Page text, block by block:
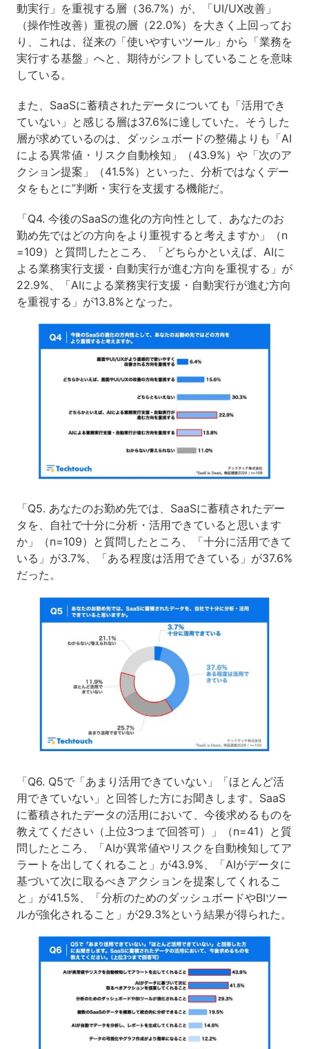
動実行」を重視する層（36.7%）が、「UI/UX改善」
（操作性改善）重視の層（22.0%）を大きく上回ってお
り、これは、従来の「使いやすいツール」から「業務を
実行する基盤」へと、期待がシフトしていることを意味
している。
また、SaaSに蓄積されたデータについても「活用でき
ていない」と感じる層は37.6%に達していた。そうした
層が求めているのは、ダッシュボードの整備よりも「AI
による異常値・リスク自動検知」（43.9%）や「次のア
クション提案」（41.5%）といった、分析ではなくデー
タをもとに”判断・実行を支援する機能だ。
「Q4. 今後のSaaSの進化の方向性として、あなたのお
勤め先ではどの方向をより重視すると考えますか」（n
=109）と質問したところ、「どちらかといえば、AIに
よる業務実行支援・自動実行が進む方向を重視する」が
22.9%、「AIによる業務実行支援・自動実行が進む方向
を重視する」が13.8%となった。
「Q5. あなたのお勤め先では、SaaSに蓄積されたデー
タを、自社で十分に分析・活用できていると思います
か」（n=109）と質問したところ、「十分に活用できて
いる」が3.7%、「ある程度は活用できている」が37.6%
だった。
「Q6. Q5で「あまり活用できていない」「ほとんど活
用できていない」と回答した方にお聞きします。SaaS
に蓄積されたデータの活用において、今後求めるものを
教えてください（上位3つまで回答可）」（n=41）と質
問したところ、「AIが異常値やリスクを自動検知してア
ラートを出してくれること」が43.9%、「AIがデータに
基づいて次に取るべきアクションを提案してくれるこ
と」が41.5%、「分析のためのダッシュボードやBIツー
ルが強化されること」が29.3%という結果が得られた。